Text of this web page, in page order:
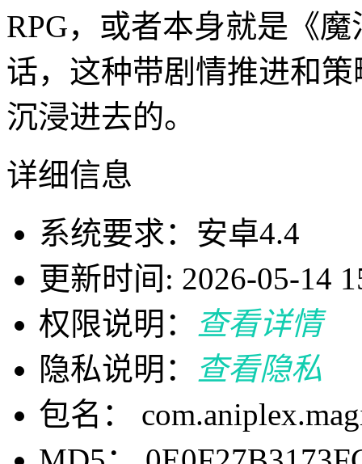
RPG，或者本身就是《
话，这种带剧情推进和
沉浸进去的。
详细信息
系统要求：安卓4.4
更新时间: 2026-05-14
权限说明：
查看详情
隐私说明：
查看隐私
包名：